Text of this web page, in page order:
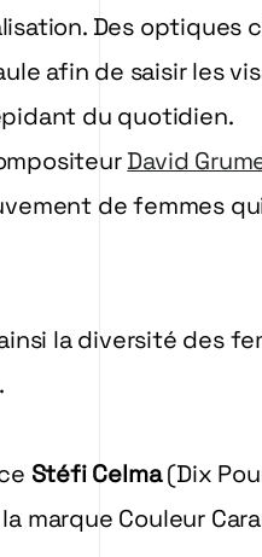
Des optiques
afin de saisir les
du quotidien.
David
de femmes
la diversité des
Stéfi Celma(Dix
marque Couleur